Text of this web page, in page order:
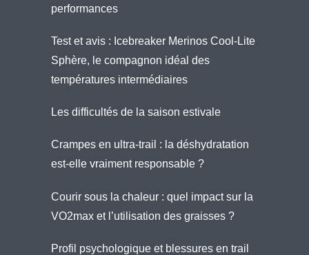
performances
Test et avis : Icebreaker Merinos Cool-Lite
Sphère, le compagnon idéal des
températures intermédiaires
Les difficultés de la saison estivale
Crampes en ultra-trail : la déshydratation
est-elle vraiment responsable ?
Courir sous la chaleur : quel impact sur la
VO2max et l’utilisation des graisses ?
Profil psychologique et blessures en trail